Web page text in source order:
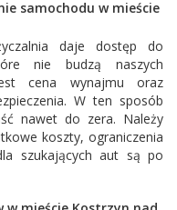
samochodu w mieście
daje dostęp do
nie budzą naszych
cena wynajmu oraz
W ten sposób
nawet do zera. Należy
koszty, ograniczenia
szukających aut są po